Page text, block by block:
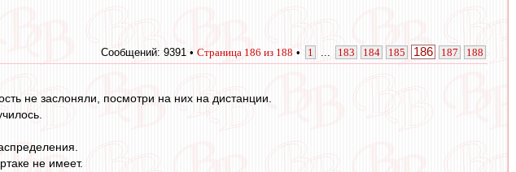
Сообщений: 9391 • Страница 186 из 188 • 1 183 184 185 186 187 188
не заслоняли, посмотри на них на дистанции.
не имеет.